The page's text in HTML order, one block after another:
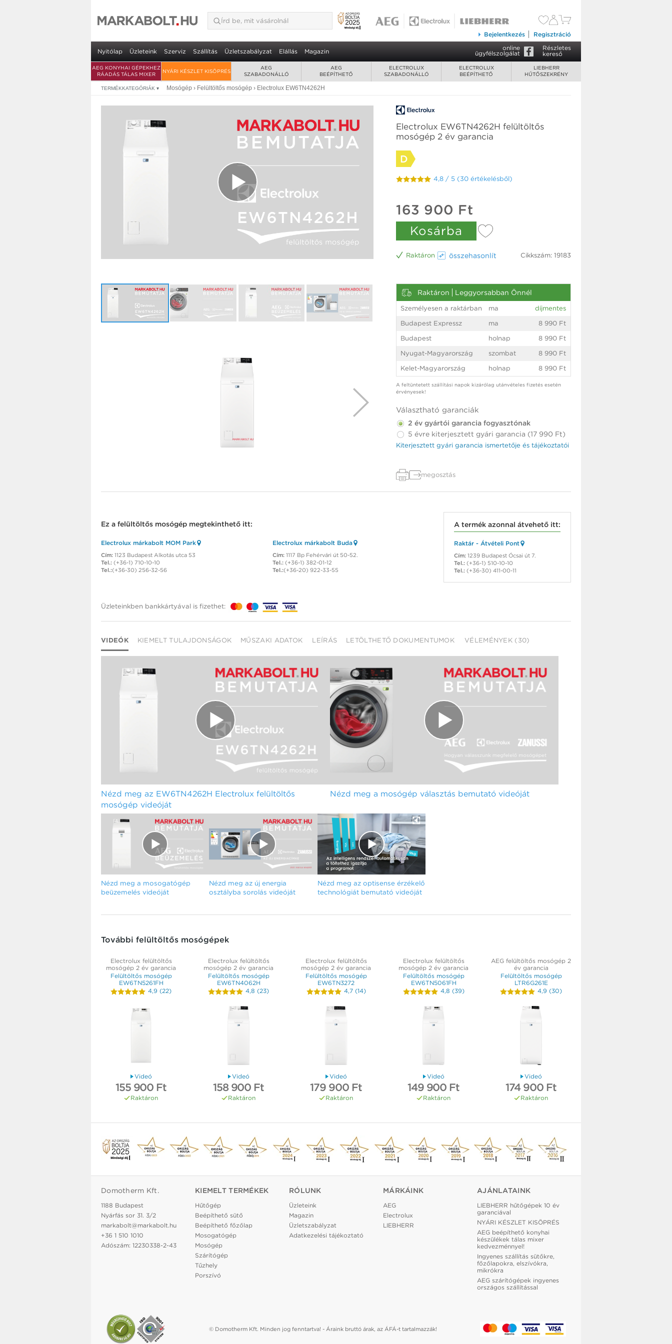
Bejelentkezés Regisztráció
Nyitólap Üzleteink Szerviz Szállítás Üzletszabályzat Elállás Magazin online
ügyfélszolgálat
Részletes
kereső
AEG KONYHAI GÉPEKHEZ
RÁADÁS TÁLAS MIXER
NYÁRI KÉSZLET KISÖPRÉS
AEG
SZABADONÁLLÓ
AEG
BEÉPÍTHETŐ
ELECTROLUX
SZABADONÁLLÓ
ELECTROLUX
BEÉPÍTHETŐ
LIEBHERR
HŰTŐSZEKRÉNY
TERMÉKKATEGÓRIÁK ▾ Mosógép › Felültöltős mosógép › Electrolux EW6TN4262H
Electrolux EW6TN4262H felültöltős
mosógép 2 év garancia
D
4,8 / 5 (30 értékelésből)
163 900 Ft
Kosárba
Raktáron össze­hasonlít Cikkszám: 19183
Raktáron Leggyorsabban Önnél
Személyesen a raktárban ma
díjmentes
Budapest Expressz
ma
8 990 Ft
Budapest
holnap
8 990 Ft
Nyugat-Magyarország
szombat
8 990 Ft
Kelet-Magyarország
holnap 8 990 Ft
A feltüntetett szállítási napok kizárólag utánvételes fizetés esetén
érvényesek!
Választható garanciák
2 év gyártói garancia fogyasztónak
5 évre kiterjesztett gyári garancia (17 990 Ft)
Kiterjesztett gyári garancia ismertetője és tájékoztatói
megosztás
Ez a felültöltős mosógép megtekinthető itt:
Electrolux márkabolt MOM Park
Cím: 1123 Budapest Alkotás utca 53
Tel.: (+36-1) 710-10-10
Tel.:(+36-30) 256-32-56
Electrolux márkabolt Buda
Cím:1117 Bp Fehérvári út 50-52.
Tel.:(+36-1) 382-01-12
Tel.:(+36-20) 922-33-55
A termék azonnal átvehető itt:
Raktár - Átvételi Pont
Cím: 1239 Budapest Ócsai út 7.
Tel.: (+36-1) 510-10-10
Tel.: (+36-30) 411-00-11
Üzleteinkben bankkártyával is fizethet:
VIDEÓK KIEMELT TULAJDONSÁGOK MŰSZAKI ADATOK LEÍRÁS LETÖLTHETŐ DOKUMENTUMOK VÉLEMÉNYEK (30)
Nézd meg az EW6TN4262H Electrolux felültöltős
mosógép videóját
Nézd meg a mosógép választás bemutató videóját
Nézd meg a mosogatógép
beüzemelés videóját
Nézd meg az új energia
osztályba sorolás videóját
Nézd meg az optisense érzékelő
technológiát bemutató videóját
További felültöltős mosógépek
Electrolux felültöltős
mosógép 2 év garancia
Felültöltős mosógép
EW6TN5261FH
4,9 (22)
Videó
155 900 Ft
Raktáron
Electrolux felültöltős
mosógép 2 év garancia
Felültöltős mosógép
EW6TN4062H
4,8 (23)
Videó
158 900 Ft
Raktáron
Electrolux felültöltős
mosógép 2 év garancia
Felültöltős mosógép
EW6TN3272
4,7(14)
Videó
179 900 Ft
Raktáron
Electrolux felültöltős
mosógép 2 év garancia
Felültöltős mosógép
EW6TN5061FH
4,8 (39)
Videó
149 900 Ft
Raktáron
AEG felültöltős mosógép 2
év garancia
Felültöltős mosógép
LTR6G261E
4,9 (30)
Videó
174 900 Ft
Raktáron
garancia
• 6 kg ruhatöltet • Centrifuga: 1200 ford/perc • Eco Time Manager
163 900 Ft Kosárba tesz
Domotherm Kft.
1188 Budapest
Nyárfás sor 31. 3/2
markabolt@markabolt.hu
+36 1 510 1010
Adószám: 12230338-2-43
KIEMELT TERMÉKEK
Hűtőgép
Beépíthető sütő
Beépíthető főzőlap
Mosogatógép
Mosógép
Szárítógép
Tűzhely
Porszívó
RÓLUNK
Üzleteink
Magazin
Üzletszabályzat
Adatkezelési tájékoztató
MÁRKÁINK
AEG
Electrolux
LIEBHERR
AJÁNLATAINK
LIEBHERR hűtőgépek 10 év
garanciával
NYÁRI KÉSZLET KISÖPRÉS
AEG beépíthető konyhai
készülékek tálas mixer
kedvezménnyel!
Ingyenes szállítás sütőkre,
főzőlapokra, elszívókra,
mikrókra
AEG szárítógépek ingyenes
országos szállítással
© Domotherm Kft. Minden jog fenntartva! - Áraink bruttó árak, az ÁFÁ-t tartalmazzák!